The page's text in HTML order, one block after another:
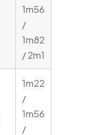
1m56
/
1m82
/ 2m1
1m22
/
1m56
/